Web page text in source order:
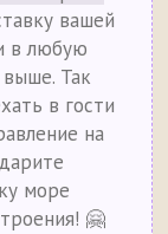
вашей
в любую
Так
в гости
на
море
🤗